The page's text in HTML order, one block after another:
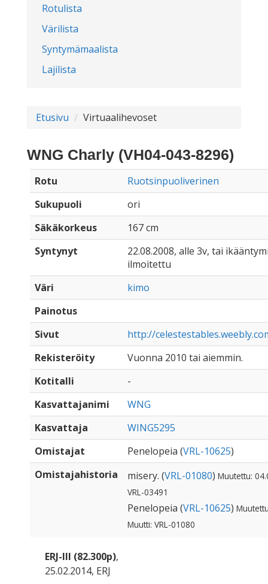
Rotulista
Värilista
Syntymämaalista
Lajilista
Etusivu Virtuaalihevoset
WNG Charly (VH04-043-8296)
Rotu
Ruotsinpuoliverinen
Sukupuoli
ori
Säkäkorkeus
167 cm
Syntynyt
22.08.2008, alle 3v, tai
ilmoitettu
Väri
kimo
Painotus
Sivut
http://
Rekisteröity
Vuonna 2010 tai aiemmin.
Kotitalli
-
Kasvattajanimi
WNG
Kasvattaja
WING5295
Omistajat
Penelopeia (VRL-10625)
Omistajahistoria
misery. (VRL-01080) Muutettu:
VRL-03491
Penelopeia (VRL-10625)
Muutti: VRL-01080
ERJ-III (82.300p),
25.02.2014, ERJ